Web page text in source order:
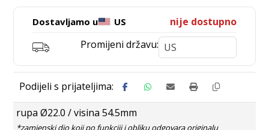
Dostavljamo u US
nije dostupno
Promijeni državu:
rupa Ø22.0 / visina 54.5mm